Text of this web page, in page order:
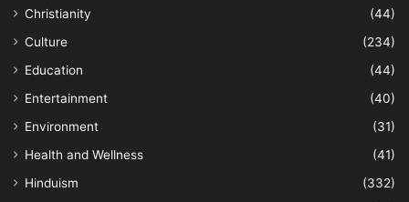
Christianity
(44)
Culture
(234)
Education
(44)
Entertainment
(40)
Environment
(31)
Health and Wellness
(41)
Hinduism
(332)